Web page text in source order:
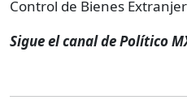
Control de Bienes
Sigue el canal de Político